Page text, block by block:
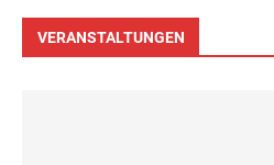
VERANSTALTUNGEN